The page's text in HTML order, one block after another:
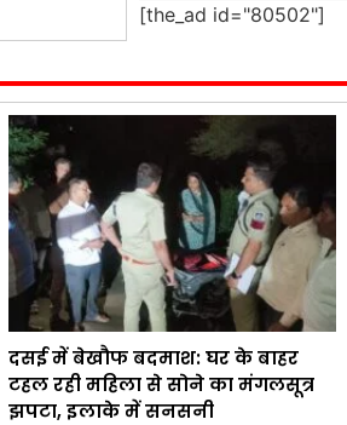
[the_ad id="80502"]
दसई में बेखौफ बदमाश: घर के बाहर
टहल रही महिला से सोने का मंगलसूत्र
झपटा, इलाके में सनसनी